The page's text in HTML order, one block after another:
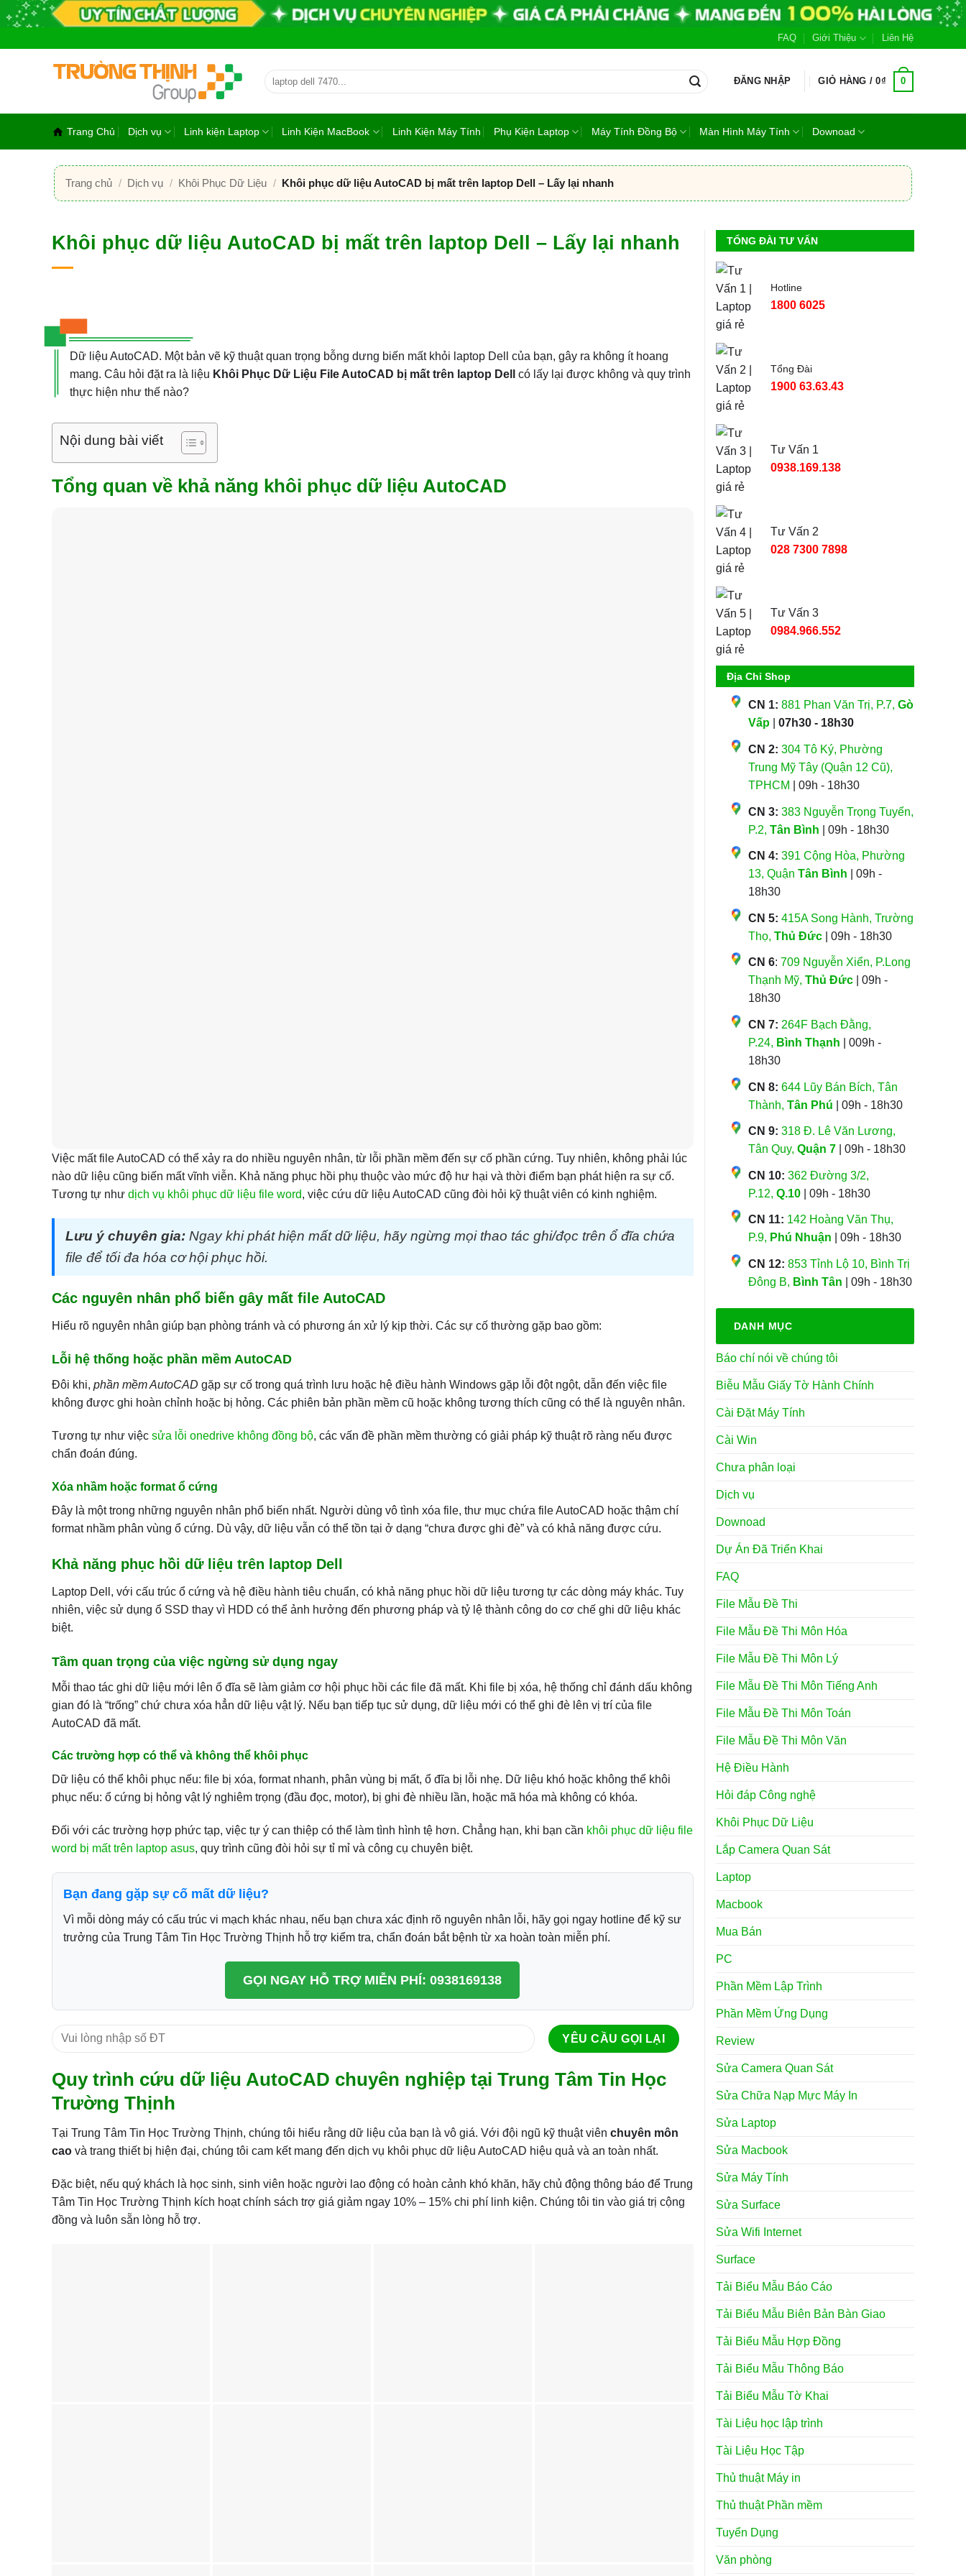
qua
FAQ Giới Thiệu Liên Hệ
Tìm
kiếm:
ĐĂNG NHẬP GIỎ HÀNG /0₫ 0
Trang Chủ Dịch vụ Linh kiện Laptop Linh Kiện MacBook Linh Kiện Máy Tính Phụ Kiện Laptop Máy Tính Đồng Bộ Màn Hình Máy Tính Downoad
Trang chủ / Dịch vụ / Khôi Phục Dữ Liệu / Khôi phục dữ liệu AutoCAD bị mất trên laptop Dell – Lấy lại nhanh
Khôi phục dữ liệu AutoCAD bị mất trên laptop Dell – Lấy lại nhanh
Dữ liệu AutoCAD. Một bản vẽ kỹ thuật quan trọng bỗng dưng biến mất khỏi laptop Dell của bạn, gây ra không ít hoang
mang. Câu hỏi đặt ra là liệu Khôi Phục Dữ Liệu File AutoCAD bị mất trên laptop Dell
có lấy lại được không và quy trình
thực hiện như thế nào?
Nội dung bài viết
Tổng quan về khả năng khôi phục dữ liệu AutoCAD
Việc mất file AutoCAD có thể xảy ra do nhiều nguyên nhân, từ lỗi phần mềm đến sự cố phần cứng. Tuy nhiên, không phải lúc
nào dữ liệu cũng biến mất vĩnh viễn. Khả năng phục hồi phụ thuộc vào mức độ hư hại và thời điểm bạn phát hiện ra sự cố.
Tương tự như dịch vụ khôi phục dữ liệu file word, việc cứu dữ liệu AutoCAD cũng đòi hỏi kỹ thuật viên có kinh nghiệm.
Lưu ý chuyên gia: Ngay khi phát hiện mất dữ liệu, hãy ngừng mọi thao tác ghi/đọc trên ổ đĩa chứa
file để tối đa hóa cơ hội phục hồi.
Các nguyên nhân phổ biến gây mất file AutoCAD
Hiểu rõ nguyên nhân giúp bạn phòng tránh và có phương án xử lý kịp thời. Các sự cố thường gặp bao gồm:
Lỗi hệ thống hoặc phần mềm AutoCAD
Đôi khi, phần mềm AutoCAD gặp sự cố trong quá trình lưu hoặc hệ điều hành Windows gặp lỗi đột ngột, dẫn đến việc file
không được ghi hoàn chỉnh hoặc bị hỏng. Các phiên bản phần mềm cũ hoặc không tương thích cũng có thể là nguyên nhân.
Tương tự như việc sửa lỗi onedrive không đồng bộ, các vấn đề phần mềm thường có giải pháp kỹ thuật rõ ràng nếu được
chẩn đoán đúng.
Xóa nhầm hoặc format ổ cứng
Đây là một trong những nguyên nhân phổ biến nhất. Người dùng vô tình xóa file, thư mục chứa file AutoCAD hoặc thậm chí
format nhầm phân vùng ổ cứng. Dù vậy, dữ liệu vẫn có thể tồn tại ở dạng “chưa được ghi đè” và có khả năng được cứu.
Khả năng phục hồi dữ liệu trên laptop Dell
Laptop Dell, với cấu trúc ổ cứng và hệ điều hành tiêu chuẩn, có khả năng phục hồi dữ liệu tương tự các dòng máy khác. Tuy
nhiên, việc sử dụng ổ SSD thay vì HDD có thể ảnh hưởng đến phương pháp và tỷ lệ thành công do cơ chế ghi dữ liệu khác
biệt.
Tầm quan trọng của việc ngừng sử dụng ngay
Mỗi thao tác ghi dữ liệu mới lên ổ đĩa sẽ làm giảm cơ hội phục hồi các file đã mất. Khi file bị xóa, hệ thống chỉ đánh dấu không
gian đó là “trống” chứ chưa xóa hẳn dữ liệu vật lý. Nếu bạn tiếp tục sử dụng, dữ liệu mới có thể ghi đè lên vị trí của file
AutoCAD đã mất.
Các trường hợp có thể và không thể khôi phục
Dữ liệu có thể khôi phục nếu: file bị xóa, format nhanh, phân vùng bị mất, ổ đĩa bị lỗi nhẹ. Dữ liệu khó hoặc không thể khôi
phục nếu: ổ cứng bị hỏng vật lý nghiêm trọng (đầu đọc, motor), bị ghi đè nhiều lần, hoặc mã hóa mà không có khóa.
Đối với các trường hợp phức tạp, việc tự ý can thiệp có thể làm tình hình tệ hơn. Chẳng hạn, khi bạn cần khôi phục dữ liệu file
word bị mất trên laptop asus, quy trình cũng đòi hỏi sự tỉ mỉ và công cụ chuyên biệt.
Bạn đang gặp sự cố mất dữ liệu?
Vì mỗi dòng máy có cấu trúc vi mạch khác nhau, nếu bạn chưa xác định rõ nguyên nhân lỗi, hãy gọi ngay hotline để kỹ sư
trưởng của Trung Tâm Tin Học Trường Thịnh hỗ trợ kiểm tra, chẩn đoán bắt bệnh từ xa hoàn toàn miễn phí.
GỌI NGAY HỖ TRỢ MIỄN PHÍ: 0938169138
Quy trình cứu dữ liệu AutoCAD chuyên nghiệp tại Trung Tâm Tin Học
Trường Thịnh
Tại Trung Tâm Tin Học Trường Thịnh, chúng tôi hiểu rằng dữ liệu của bạn là vô giá. Với đội ngũ kỹ thuật viên chuyên môn
cao và trang thiết bị hiện đại, chúng tôi cam kết mang đến dịch vụ khôi phục dữ liệu AutoCAD hiệu quả và an toàn nhất.
Đặc biệt, nếu quý khách là học sinh, sinh viên hoặc người lao động có hoàn cảnh khó khăn, hãy chủ động thông báo để Trung
Tâm Tin Học Trường Thịnh kích hoạt chính sách trợ giá giảm ngay 10% – 15% chi phí linh kiện. Chúng tôi tin vào giá trị cộng
đồng và luôn sẵn lòng hỗ trợ.
TỔNG ĐÀI TƯ VẤN
Hotline
1800 6025
Tổng Đài
1900 63.63.43
Tư Vấn 1
0938.169.138
Tư Vấn 2
028 7300 7898
Tư Vấn 3
0984.966.552
Địa Chỉ Shop
CN 1: 881 Phan Văn Trị, P.7, Gò
Vấp| 07h30 - 18h30
CN 2: 304 Tô Ký, Phường
Trung Mỹ Tây (Quận 12 Cũ),
TPHCM | 09h - 18h30
CN 3: 383 Nguyễn Trọng Tuyển,
P.2, Tân Bình | 09h - 18h30
CN 4: 391 Cộng Hòa, Phường
13, Quận Tân Bình | 09h -
18h30
CN 5: 415A Song Hành, Trường
Thọ, Thủ Đức| 09h - 18h30
CN 6: 709 Nguyễn Xiển, P.Long
Thạnh Mỹ, Thủ Đức| 09h -
18h30
CN 7: 264F Bạch Đằng,
P.24, Bình Thạnh | 009h -
18h30
CN 8: 644 Lũy Bán Bích, Tân
Thành, Tân Phú | 09h - 18h30
CN 9: 318 Đ. Lê Văn Lương,
Tân Quy, Quận 7| 09h - 18h30
CN 10: 362 Đường 3/2,
P.12, Q.10| 09h - 18h30
CN 11: 142 Hoàng Văn Thụ,
P.9, Phú Nhuận | 09h - 18h30
CN 12: 853 Tỉnh Lộ 10, Bình Trị
Đông B, Bình Tân | 09h - 18h30
DANH MỤC
Báo chí nói về chúng tôi
Biễu Mẫu Giấy Tờ Hành Chính
Cài Đặt Máy Tính
Cài Win
Chưa phân loại
Dịch vụ
Downoad
Dự Án Đã Triển Khai
FAQ
File Mẫu Đề Thi
File Mẫu Đề Thi Môn Hóa
File Mẫu Đề Thi Môn Lý
File Mẫu Đề Thi Môn Tiếng Anh
File Mẫu Đề Thi Môn Toán
File Mẫu Đề Thi Môn Văn
Hệ Điều Hành
Hỏi đáp Công nghệ
Khôi Phục Dữ Liệu
Lắp Camera Quan Sát
Laptop
Macbook
Mua Bán
PC
Phần Mềm Lập Trình
Phần Mềm Ứng Dụng
Review
Sửa Camera Quan Sát
Sửa Chữa Nạp Mực Máy In
Sửa Laptop
Sửa Macbook
Sửa Máy Tính
Sửa Surface
Sửa Wifi Internet
Surface
Tải Biểu Mẫu Báo Cáo
Tải Biểu Mẫu Biên Bản Bàn Giao
Tải Biểu Mẫu Hợp Đồng
Tải Biểu Mẫu Thông Báo
Tải Biểu Mẫu Tờ Khai
Tài Liệu học lập trình
Tài Liệu Học Tập
Thủ thuật Máy in
Thủ thuật Phần mềm
Tuyển Dụng
Văn phòng